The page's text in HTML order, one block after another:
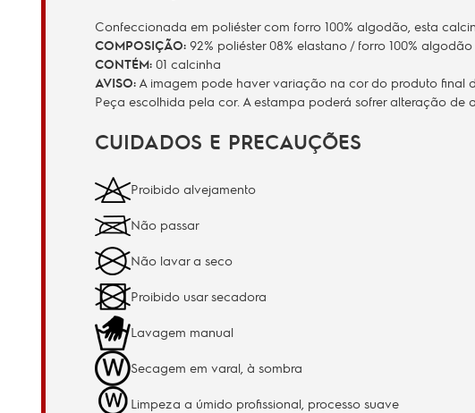
Confeccionada em poliéster com forro 100% algodão, esta
COMPOSIÇÃO: 92% poliéster 08% elastano / forro 100% algodão
CONTÉM: 01 calcinha
AVISO: A imagem pode haver variação na cor do produto final
Peça escolhida pela cor. A estampa poderá sofrer alteração de
CUIDADOS E PRECAUÇÕES
Proibido alvejamento
Não passar
Não lavar a seco
Proibido usar secadora
Lavagem manual
Secagem em varal, à sombra
Limpeza a úmido profissional, processo suave